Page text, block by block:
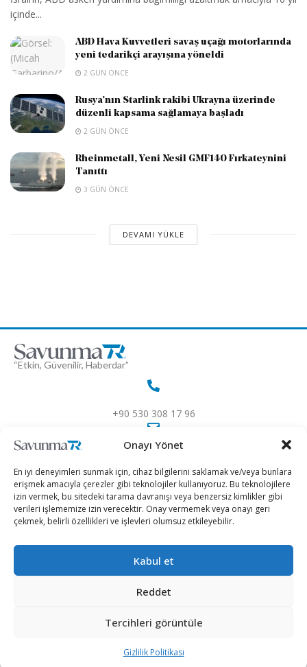
Onayı Yönet
En iyi deneyimleri sunmak için, cihaz bilgilerini saklamak ve/veya bunlara
erişmek amacıyla çerezler gibi teknolojiler kullanıyoruz. Bu teknolojilere
izin vermek, bu sitedeki tarama davranışı veya benzersiz kimlikler gibi
verileri işlememize izin verecektir. Onay vermemek veya onayı geri
çekmek, belirli özellikleri ve işlevleri olumsuz etkileyebilir.
Kabul et
Reddet
Tercihleri görüntüle
Gizlilik Politikası
içinde...
ABD Hava Kuvvetleri savaş uçağı motorlarında
yeni tedarikçi arayışına yöneldi
2 GÜN ÖNCE
Rusya’nın Starlink rakibi Ukrayna üzerinde
düzenli kapsama sağlamaya başladı
2 GÜN ÖNCE
Rheinmetall, Yeni Nesil GMF140 Fırkateynini
Tanıttı
3 GÜN ÖNCE
DEVAMI YÜKLE
“Etkin, Güvenilir, Haberdar”
+90 530 308 17 96
2026 © Savunma TR. Tüm Hakları Saklıdır.
Savunma Sanayii
Siber Güvenlik
Teknoloji
Politika
Dosya Haber